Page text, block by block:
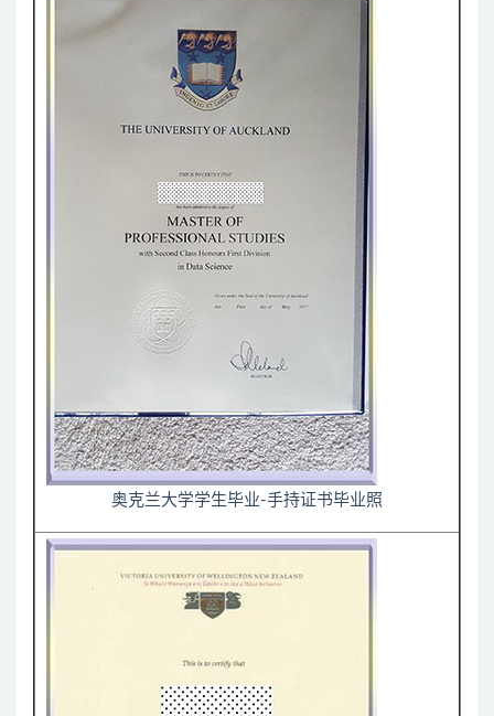
奥克兰大学学生毕业-手持证书毕业照